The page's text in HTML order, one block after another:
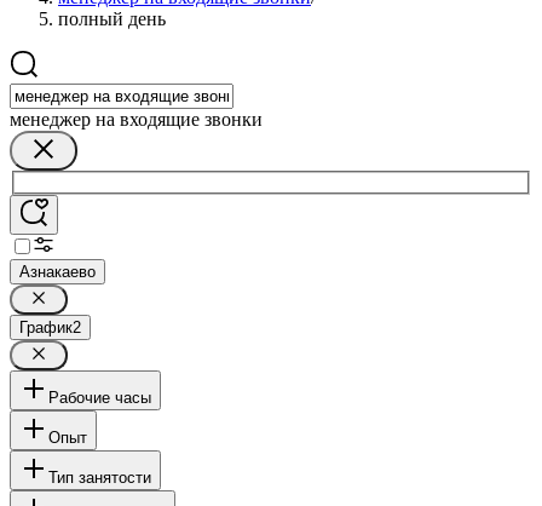
полный день
менеджер на входящие звонки
Азнакаево
График2
Рабочие часы
Опыт
Тип занятости